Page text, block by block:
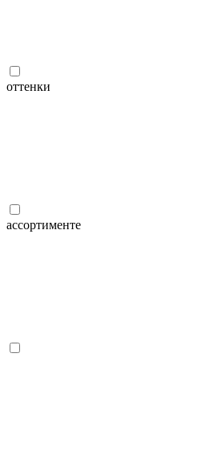
оттенки
ассортименте